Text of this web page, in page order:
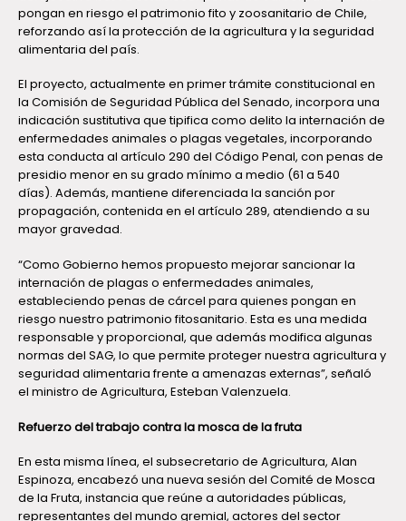
pongan en riesgo el patrimonio fito y zoosanitario de Chile,
reforzando así la protección de la agricultura y la seguridad
alimentaria del país.
El proyecto, actualmente en primer trámite constitucional en
la Comisión de Seguridad Pública del Senado, incorpora una
indicación sustitutiva que tipifica como delito la internación de
enfermedades animales o plagas vegetales, incorporando
esta conducta al artículo 290 del Código Penal, con penas de
presidio menor en su grado mínimo a medio (61 a 540
días). Además, mantiene diferenciada la sanción por
propagación, contenida en el artículo 289, atendiendo a su
mayor gravedad.
“Como Gobierno hemos propuesto mejorar sancionar la
internación de plagas o enfermedades animales,
estableciendo penas de cárcel para quienes pongan en
riesgo nuestro patrimonio fitosanitario. Esta es una medida
responsable y proporcional, que además modifica algunas
normas del SAG, lo que permite proteger nuestra agricultura y
seguridad alimentaria frente a amenazas externas”, señaló
el ministro de Agricultura, Esteban Valenzuela.
Refuerzo del trabajo contra la mosca de la fruta
En esta misma línea, el subsecretario de Agricultura, Alan
Espinoza, encabezó una nueva sesión del Comité de Mosca
de la Fruta, instancia que reúne a autoridades públicas,
representantes del mundo gremial, actores del sector